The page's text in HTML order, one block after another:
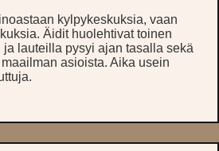
kylpykeskuksia, vaan
Äidit huolehtivat toinen
lauteilla pysyi ajan tasalla sekä
asioista. Aika usein